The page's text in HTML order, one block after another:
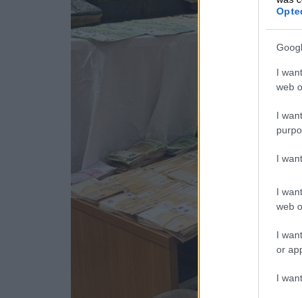
I
web
I
I
I
web
I
or
I